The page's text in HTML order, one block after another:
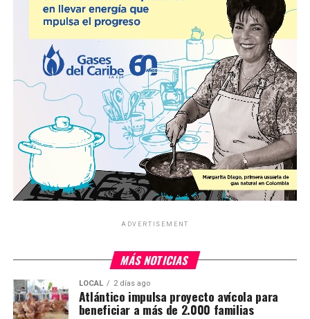
ADVERTISEMENT
MÁS NOTICIAS
LOCAL 2 días ago
Atlántico impulsa proyecto avícola para
beneficiar a más de 2.000 familias